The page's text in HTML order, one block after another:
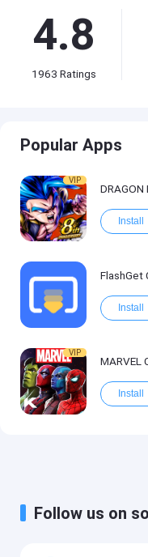
4.8
1963 Ratings
Popular Apps
VIP
Install
FlashGet
Install
VIP
MARVEL
Install
Follow us on